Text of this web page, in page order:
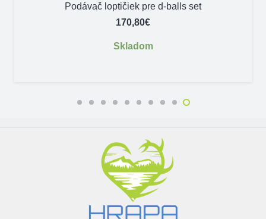
Podávač loptičiek pre d-balls set
170,80€
Skladom